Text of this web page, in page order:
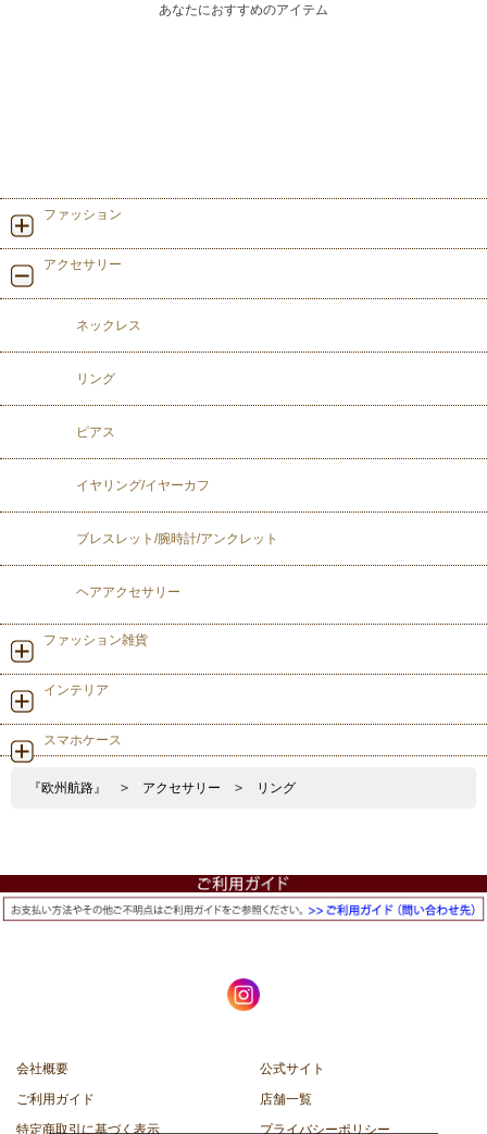
あなたにおすすめのアイテム
ファッション
アクセサリー
ネックレス
リング
ピアス
イヤリング/イヤーカフ
ブレスレット/腕時計/アンクレット
ヘアアクセサリー
ファッション雑貨
インテリア
スマホケース
『欧州航路』 > アクセサリー > リング
会社概要
公式サイト
ご利用ガイド
店舗一覧
特定商取引に基づく表示
プライバシーポリシー